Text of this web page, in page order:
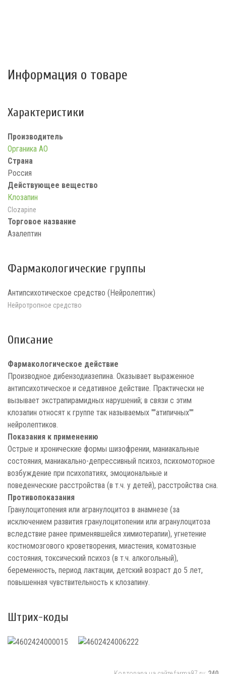
Информация о товаре
Характеристики
Производитель
Органика АО
Страна
Россия
Действующее вещество
Клозапин
Clozapine
Торговое название
Азалептин
Фармакологические группы
Антипсихотическое средство (Нейролептик)
Нейротропное средство
Описание
Фармакологическое действие
Производное дибензодиазепина. Оказывает выраженное
антипсихотическое и седативное действие. Практически не
вызывает экстрапирамидных нарушений; в связи с этим
клозапин относят к группе так называемых ""атипичных""
нейролептиков.
Показания к применению
Острые и хронические формы шизофрении, маниакальные
состояния, маниакально-депрессивный психоз, психомоторное
возбуждение при психопатиях, эмоциональные и
поведенческие расстройства (в т.ч. у детей), расстройства сна.
Противопоказания
Гранулоцитопения или агранулоцитоз в анамнезе (за
исключением развития гранулоцитопении или агранулоцитоза
вследствие ранее применявшейся химиотерапии), угнетение
костномозгового кроветворения, миастения, коматозные
состояния, токсический психоз (в т.ч. алкогольный),
беременность, период лактации, детский возраст до 5 лет,
повышенная чувствительность к клозапину.
Штрих-коды